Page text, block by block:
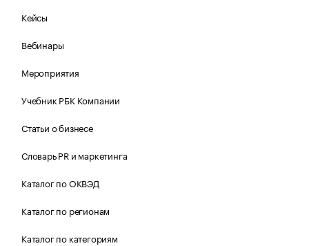
Кейсы
Вебинары
Мероприятия
Учебник РБК Компании
Статьи о бизнесе
Словарь PR и маркетинга
Каталог по ОКВЭД
Каталог по регионам
Каталог по категориям